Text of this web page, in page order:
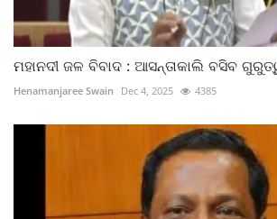
ମହାନଦୀ ଜଳ ବିବାଦ : ଆସନ୍ତାକାଲି ବସିବ
Henamanjaree Swain Dec 4, 2025 4385